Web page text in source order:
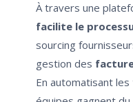
À travers une
facilite le
sourcing
gestion des
En automatisant